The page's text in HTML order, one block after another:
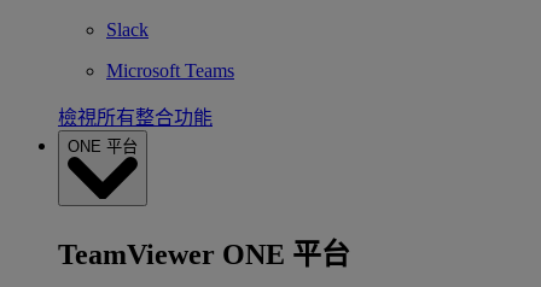
Slack
Microsoft Teams
檢視所有整合功能
ONE 平台
TeamViewer ONE 平台